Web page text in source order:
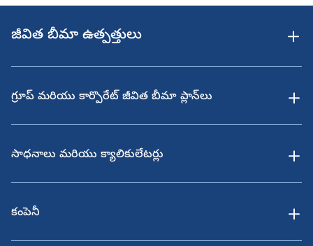
జీవిత బీమా ఉత్పత్తులు
గ్రూప్ మరియు కార్పొరేట్ జీవిత బీమా ప్లాన్‌లు
సాధనాలు మరియు క్యాలికులేటర్లు
కంపెనీ